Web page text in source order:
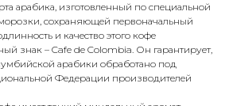
арабика, изготовленный по специальной
сохраняющей первоначальный
и качество этого кофе
знак – Cafe de Colombia. Он гарантирует,
арабики обработано под
Федерации производителей